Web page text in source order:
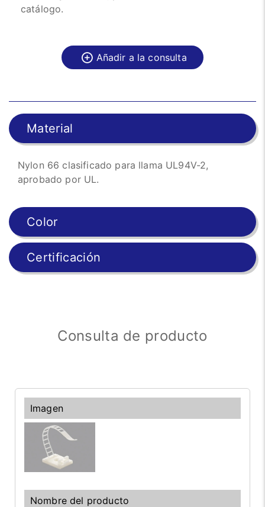
catálogo.
Añadir a la consulta
Material
Nylon 66 clasificado para llama UL94V-2,
aprobado por UL.
Color
Certificación
Consulta de producto